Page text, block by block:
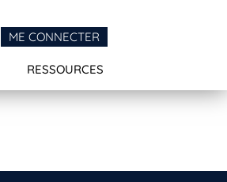
ME CONNECTER
RESSOURCES